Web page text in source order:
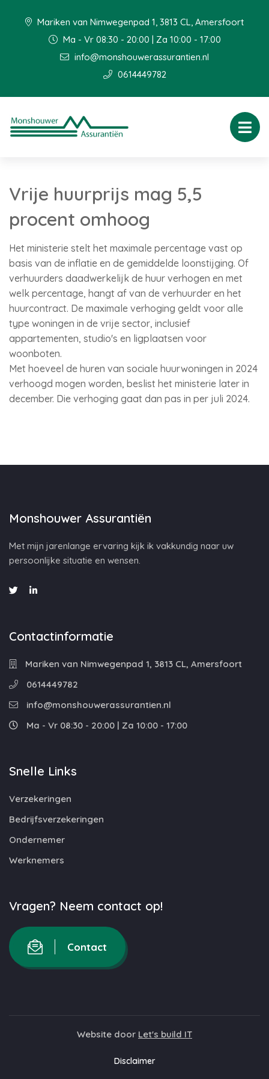
Mariken van Nimwegenpad 1, 3813 CL, Amersfoort
Ma - Vr 08:30 - 20:00 | Za 10:00 - 17:00
info@monshouwerassurantien.nl
0614449782
Vrije huurprijs mag 5,5
procent omhoog
Het ministerie stelt het maximale percentage vast op
basis van de inflatie en de gemiddelde loonstijging. Of
verhuurders daadwerkelijk de huur verhogen en met
welk percentage, hangt af van de verhuurder en het
huurcontract. De maximale verhoging geldt voor alle
type woningen in de vrije sector, inclusief
appartementen, studio's en ligplaatsen voor
woonboten.
Met hoeveel de huren van sociale huurwoningen in 2024
verhoogd mogen worden, beslist het ministerie later in
december. Die verhoging gaat dan pas in per juli 2024.
Monshouwer Assurantiën
Met mijn jarenlange ervaring kijk ik vakkundig naar uw
persoonlijke situatie en wensen.
Contactinformatie
Mariken van Nimwegenpad 1, 3813 CL, Amersfoort
0614449782
info@monshouwerassurantien.nl
Ma - Vr 08:30 - 20:00 | Za 10:00 - 17:00
Snelle Links
Verzekeringen
Bedrijfsverzekeringen
Ondernemer
Werknemers
Vragen? Neem contact op!
Contact
Website door Let's build IT
Disclaimer